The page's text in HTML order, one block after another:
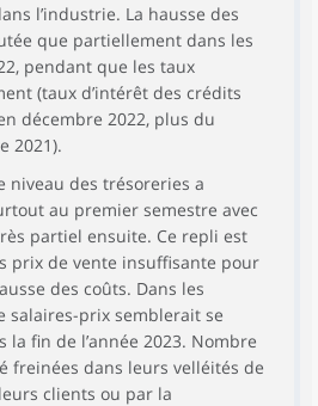
l’industrie. La hausse des
que partiellement dans les
pendant que les taux
(taux d’intérêt des crédits
décembre 2022, plus du
2021).
niveau des trésoreries a
au premier semestre avec
partiel ensuite. Ce repli est
prix de vente insuffisante pour
des coûts. Dans les
salaires-prix semblerait se
la fin de l’année 2023. Nombre
freinées dans leurs velléités de
clients ou par la